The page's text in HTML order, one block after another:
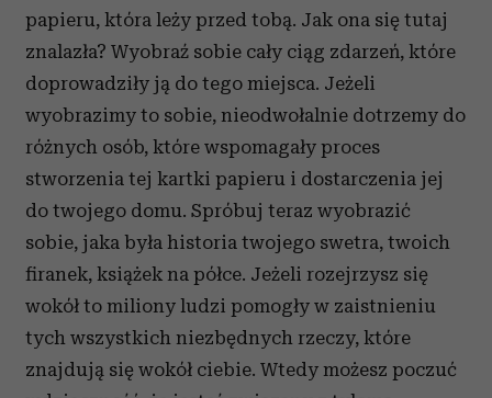
papieru, która leży przed tobą. Jak ona się tutaj
znalazła? Wyobraź sobie cały ciąg zdarzeń, które
doprowadziły ją do tego miejsca. Jeżeli
wyobrazimy to sobie, nieodwołalnie dotrzemy do
różnych osób, które wspomagały proces
stworzenia tej kartki papieru i dostarczenia jej
do twojego domu. Spróbuj teraz wyobrazić
sobie, jaka była historia twojego swetra, twoich
firanek, książek na półce. Jeżeli rozejrzysz się
wokół to miliony ludzi pomogły w zaistnieniu
tych wszystkich niezbędnych rzeczy, które
znajdują się wokół ciebie. Wtedy możesz poczuć